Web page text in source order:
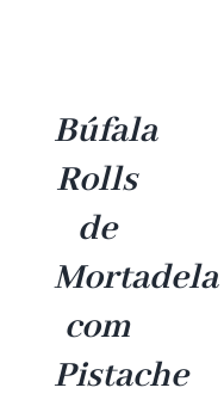
Búfala
Rolls
de
Mortadela
com
Pistache